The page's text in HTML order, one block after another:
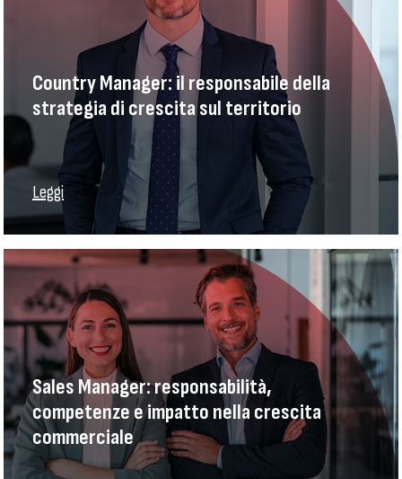
Country Manager: il responsabile della
strategia di crescita sul territorio
Leggi
Sales Manager: responsabilità,
competenze e impatto nella crescita
commerciale